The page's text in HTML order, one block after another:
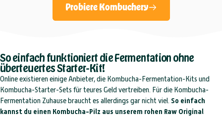
Probiere Kombuchery
So einfach funktioniert die Fermentation ohne
überteuertes Starter-Kit!
Online existieren einige Anbieter, die Kombucha-Fermentation-Kits und
Kombucha-Starter-Sets für teures Geld vertreiben. Für die Kombucha-
Fermentation Zuhause braucht es allerdings gar nicht viel. So einfach
kannst du einen Kombucha-Pilz aus unserem rohen Raw Original